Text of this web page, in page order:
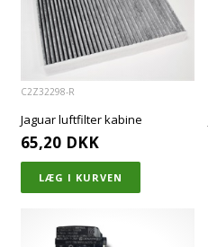
C2Z32298-R
Jaguar luftfilter kabine
65,20 DKK